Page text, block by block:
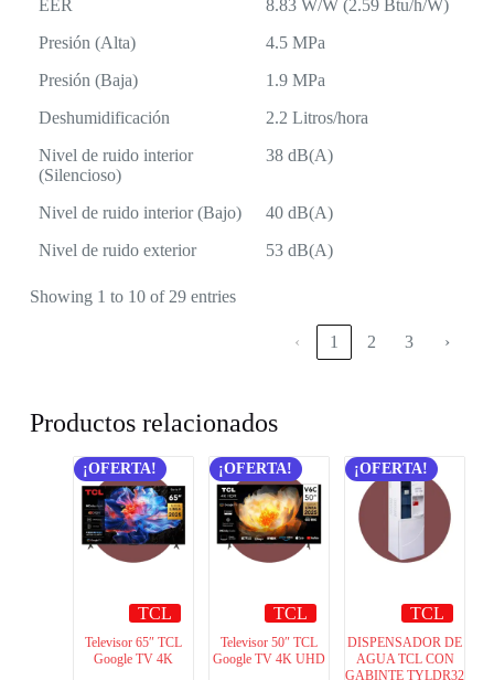
EER
8.83 W/W (2.59 Btu/h/W)
Presión (Alta)
4.5 MPa
Presión (Baja)
1.9 MPa
Deshumidificación
2.2 Litros/hora
Nivel de ruido interior
(Silencioso)
38 dB(A)
Nivel de ruido interior (Bajo)
40 dB(A)
Nivel de ruido exterior
53 dB(A)
Showing 1 to 10 of 29 entries
‹ 1 2 3 ›
Productos relacionados
¡OFERTA!
TCL
Televisor 65″ TCL
Google TV 4K
¡OFERTA!
TCL
Televisor 50″ TCL
Google TV 4K UHD
¡OFERTA!
TCL
DISPENSADOR DE
AGUA TCL CON
GABINTE TYLDR32